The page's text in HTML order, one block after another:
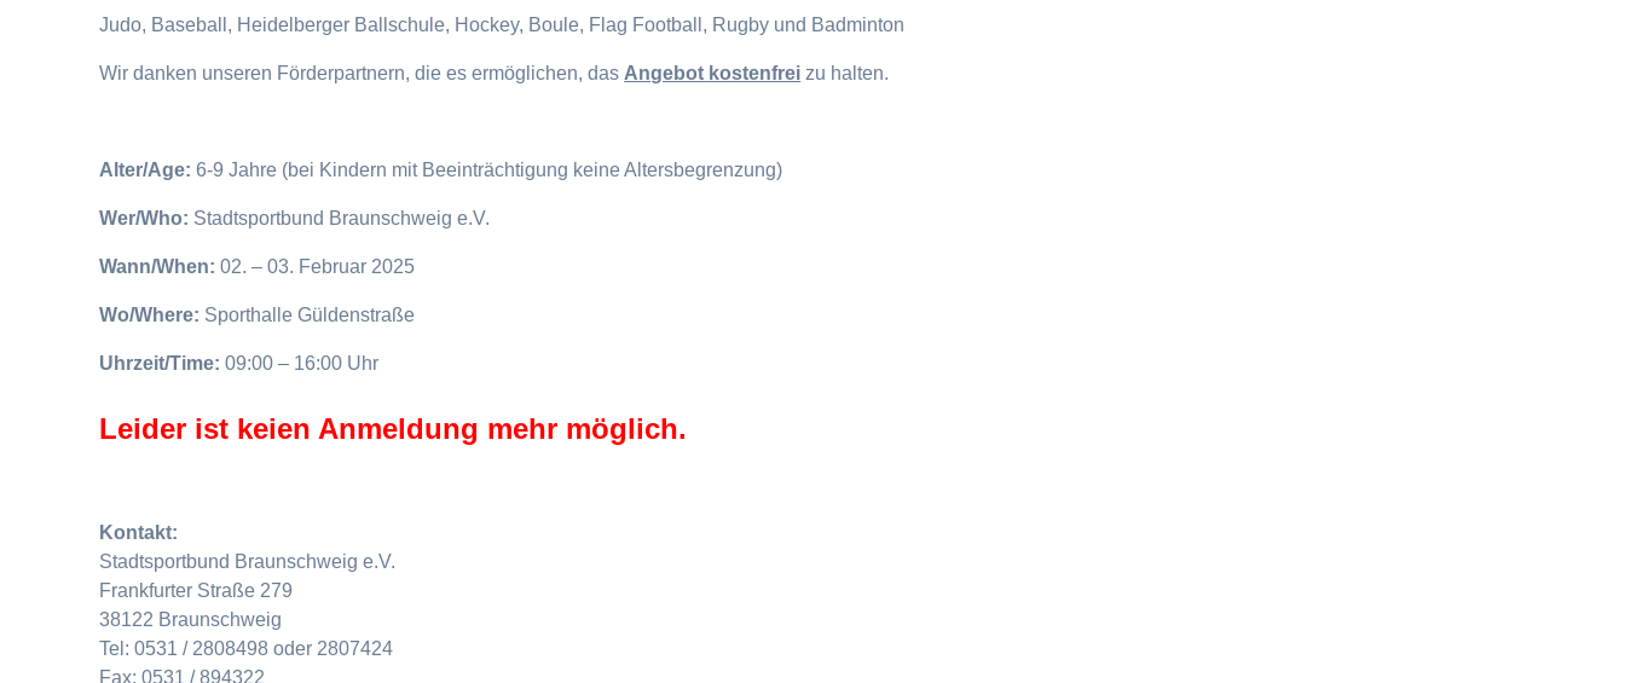
Judo, Baseball, Heidelberger Ballschule, Hockey, Boule, Flag Football, Rugby und Badminton
Wir danken unseren Förderpartnern, die es ermöglichen, das Angebot kostenfrei zu halten.
Alter/Age:6-9 Jahre (bei Kindern mit Beeinträchtigung keine Altersbegrenzung)
Wer/Who: Stadtsportbund Braunschweig e.V.
Wann/When:02. – 03. Februar 2025
Wo/Where: Sporthalle Güldenstraße
Uhrzeit/Time:09:00 – 16:00 Uhr
Leider ist keien Anmeldung mehr möglich.
Kontakt:
Stadtsportbund Braunschweig e.V.
Frankfurter Straße 279
38122 Braunschweig
Tel: 0531 / 2808498 oder 2807424
Fax: 0531 / 894322